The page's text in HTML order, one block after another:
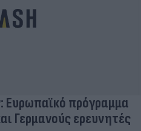
πρόγραμμα
Γερμανούς ερευνητές